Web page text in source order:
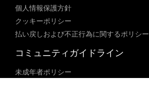
個人情報保護方針
クッキーポリシー
払い戻しおよび不正行為に関するポリシー
コミュニティガイドライン
未成年者ポリシー